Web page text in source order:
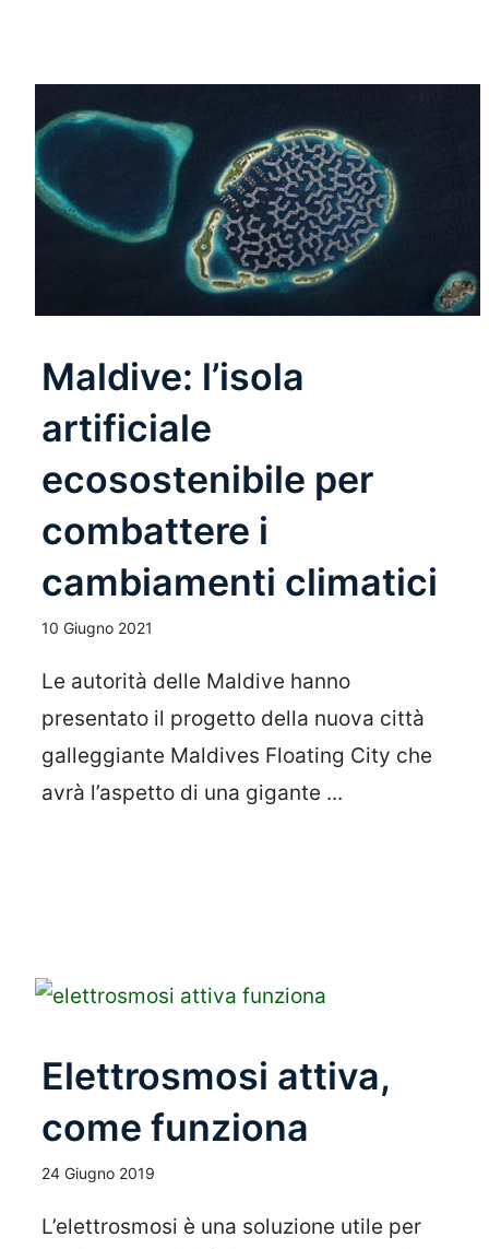
Maldive: l’isola
artificiale
ecosostenibile per
combattere i
cambiamenti climatici
10 Giugno 2021
Le autorità delle Maldive hanno
presentato il progetto della nuova città
galleggiante Maldives Floating City che
avrà l’aspetto di una gigante ...
Elettrosmosi attiva,
come funziona
24 Giugno 2019
L’elettrosmosi è una soluzione utile per